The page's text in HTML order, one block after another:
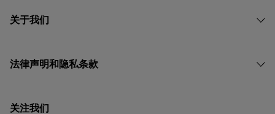
关于我们
法律声明和隐私条款
关注我们